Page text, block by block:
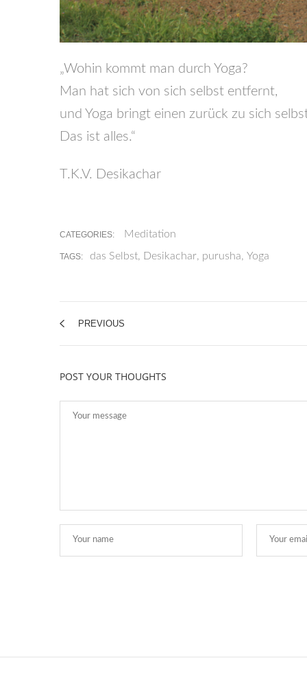
„Wohin kommt man durch Yoga?
Man hat sich von sich selbst entfernt,
und Yoga bringt einen zurück zu sich
Das ist alles.“
T.K.V. Desikachar
CATEGORIES: Meditation
TAGS: das Selbst, Desikachar, purusha, Yoga
PREVIOUS
POST YOUR THOUGHTS